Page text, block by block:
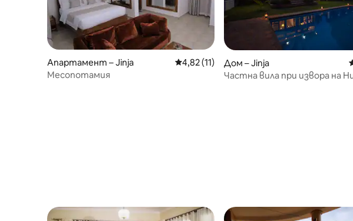
Апартамент – Jinja Средна оценка: 4,82 от 5, 11 отзива
4,82 (11)
Месопотамия
Дом – Jinja
Частна вила при извора на